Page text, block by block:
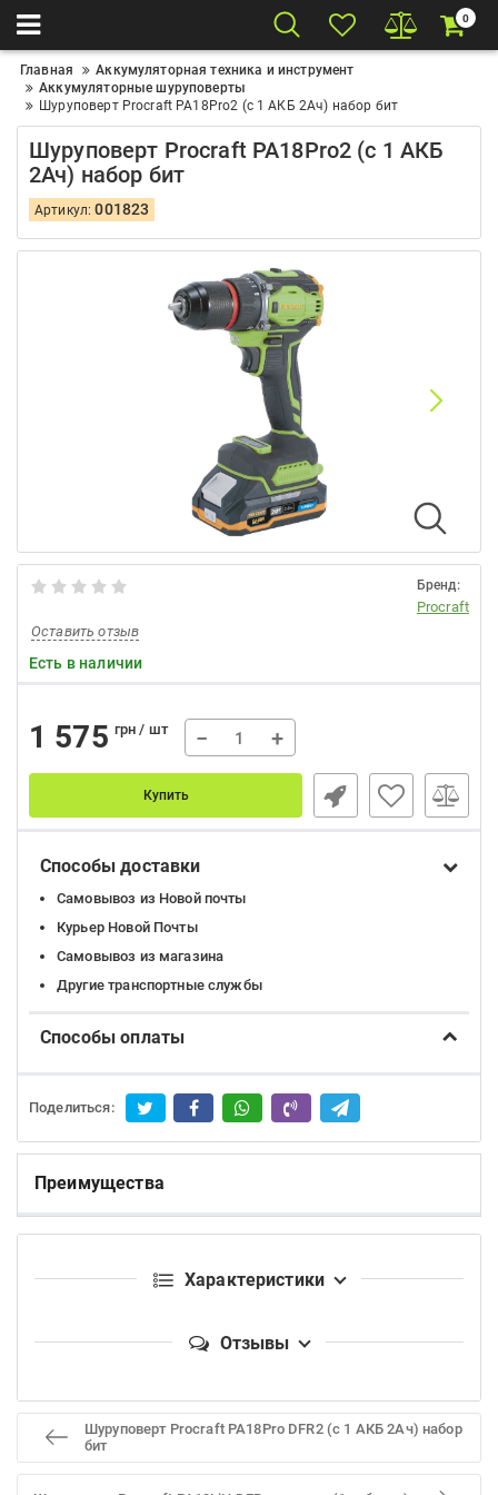
0
Главная
Аккумуляторная техника и инструмент
Аккумуляторные шуруповерты
Шуруповерт Procraft PA18Pro2 (с 1 АКБ 2Ач) набор бит
Шуруповерт Procraft PA18Pro2 (с 1 АКБ
2Ач) набор бит
Артикул:001823
Бренд:
Procraft
Оставить отзыв
Есть в наличии
1 575 грн / шт − +
Купить
Способы доставки
Самовывоз из Новой почты
Курьер Новой Почты
Самовывоз из магазина
Другие транспортные службы
Способы оплаты
Поделиться:
Преимущества
Характеристики
Отзывы
Шуруповерт Procraft PA18Pro DFR2 (с 1 АКБ 2Ач) набор
бит